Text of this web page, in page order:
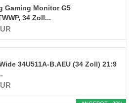
Gaming Monitor G5
34 Zoll...
34U511A-B.AEU (34 Zoll) 21:9